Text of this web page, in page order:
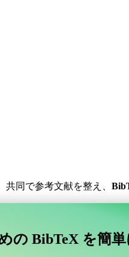
同で参考文献を整え、
を探していますか？
を探していますか？”
の BibTeX を簡単